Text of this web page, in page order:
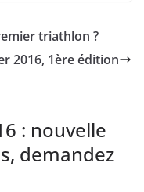
triathlon ?
2016, 1ère édition
: nouvelle
demandez